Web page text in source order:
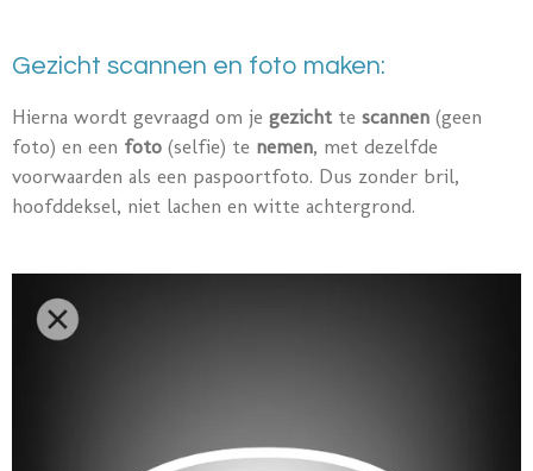
Gezicht scannen en foto maken:
Hierna wordt gevraagd om je gezicht te scannen (geen
foto) en een foto (selfie) te nemen, met dezelfde
voorwaarden als een paspoortfoto. Dus zonder bril,
hoofddeksel, niet lachen en witte achtergrond.